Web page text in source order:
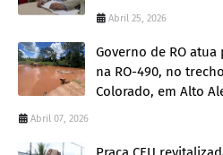
Abril 25, 2026
Governo de RO
na RO-490, no
Colorado, em Alto
Abril 07, 2026